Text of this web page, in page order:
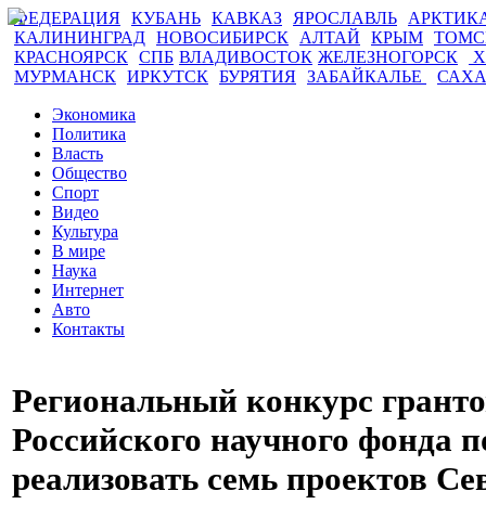
ФЕДЕРАЦИЯ КУБАНЬ КАВКАЗ ЯРОСЛАВЛЬ
КАЛИНИНГРАД НОВОСИБИРСК АЛТАЙ КРЫМ
КРАСНОЯРСК СПБ ВЛАДИВОСТОК ЖЕЛЕЗНОГОРСК
МУРМАНСК ИРКУТСК БУРЯТИЯ ЗАБАЙКАЛЬЕ САХА
Экономика
Политика
Власть
Общество
Спорт
Видео
Культура
В мире
Наука
Интернет
Авто
Контакты
Региональный конкурс
Российского научного фонда
реализовать семь проектов